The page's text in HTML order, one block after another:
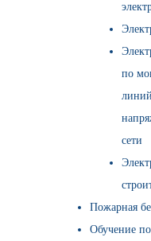
по
сети
Пожарная
Обучение